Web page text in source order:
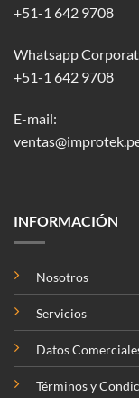
+51-1 642 9708
Whatsapp
+51-1 642 9708
E-mail:
INFORMACIÓN
Nosotros
Servicios
Datos
Términos y